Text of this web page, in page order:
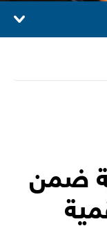
ضمن